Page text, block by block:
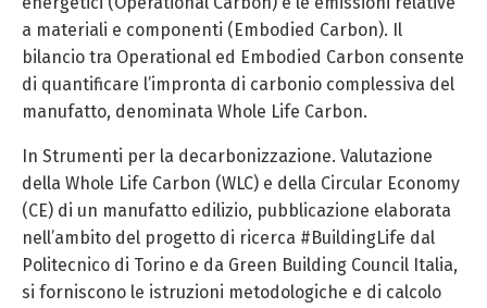
a materiali e componenti (Embodied Carbon). Il
bilancio tra Operational ed Embodied Carbon consente
di quantificare l’impronta di carbonio complessiva del
manufatto, denominata Whole Life Carbon.
In Strumenti per la decarbonizzazione. Valutazione
della Whole Life Carbon (WLC) e della Circular Economy
(CE) di un manufatto edilizio, pubblicazione elaborata
nell’ambito del progetto di ricerca #BuildingLife dal
Politecnico di Torino e da Green Building Council Italia,
si forniscono le istruzioni metodologiche e di calcolo